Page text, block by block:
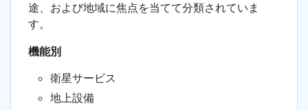
途、および地域に焦点を当てて分類されていま
す。
機能別
衛星サービス
地上設備